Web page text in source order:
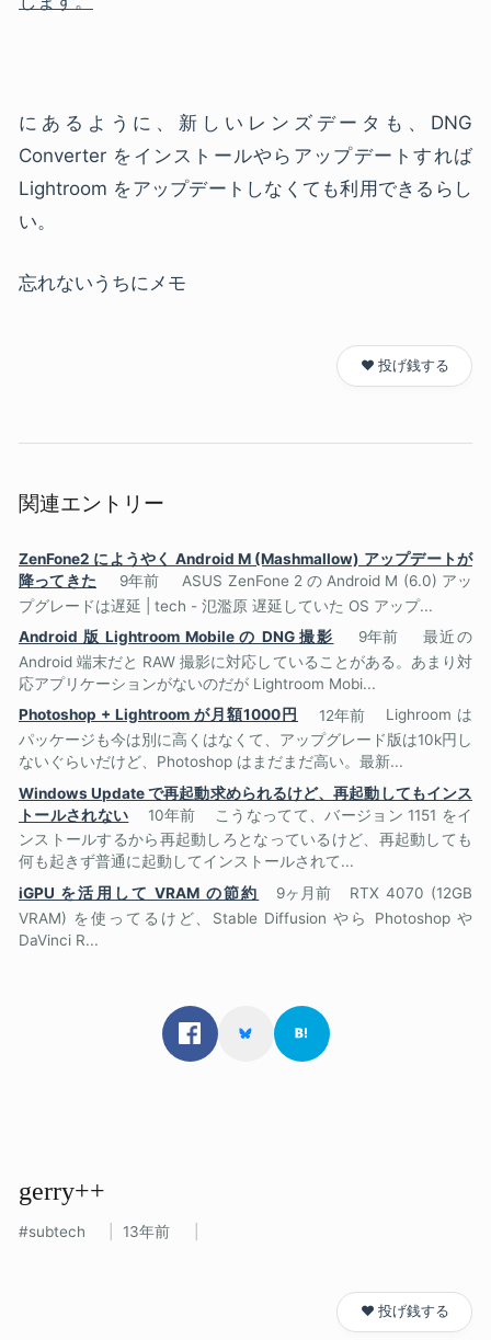
にあるように、新しいレンズデータも、DNG
Converter をインストールやらアップデートすれば
Lightroom をアップデートしなくても利用できるらし
い。
忘れないうちにメモ
❤️ 投げ銭する
関連エントリー
ZenFone2 にようやく Android M (Mashmallow) アップデートが
降ってきた
9年前
ASUS ZenFone 2 の Android M (6.0) アッ
プグレードは遅延 | tech - 氾濫原 遅延していた OS アップ...
Android 版 Lightroom Mobile の DNG 撮影
9年前
最近の
Android 端末だと RAW 撮影に対応していることがある。あまり対
応アプリケーションがないのだが Lightroom Mobi...
Photoshop + Lightroom が月額1000円
12年前
Lighroom は
パッケージも今は別に高くはなくて、アップグレード版は10k円し
ないぐらいだけど、Photoshop はまだまだ高い。最新...
Windows Update で再起動求められるけど、再起動してもインス
トールされない
10年前
こうなってて、バージョン 1151 をイ
ンストールするから再起動しろとなっているけど、再起動しても
何も起きず普通に起動してインストールされて...
iGPU を活用して VRAM の節約
9ヶ月前
RTX 4070 (12GB
VRAM) を使ってるけど、Stable Diffusion やら Photoshop や
DaVinci R...
gerry++
subtech 13年前
❤️ 投げ銭する